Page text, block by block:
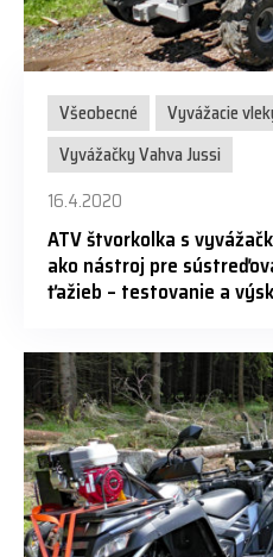
Všeobecné
Vyvážacie
Vyvážačky Vahva Jussi
16.4.2020
ATV štvorkolka s
ako nástroj pre
ťažieb – testovanie a